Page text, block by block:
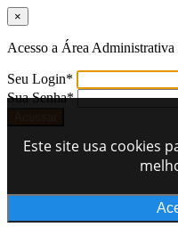
×
Acesso a Área Administrativa
Seu Login*
Sua Senha*
Este site usa cookies